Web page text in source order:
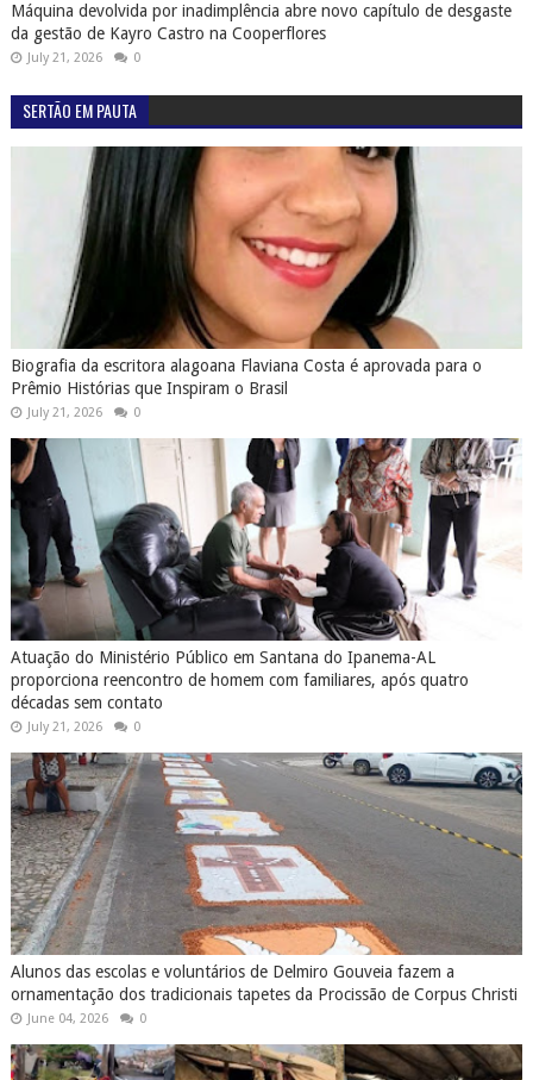
Máquina devolvida por inadimplência abre novo capítulo de desgaste
da gestão de Kayro Castro na Cooperflores
July 21, 2026 0
SERTÃO EM PAUTA
Biografia da escritora alagoana Flaviana Costa é aprovada para o
Prêmio Histórias que Inspiram o Brasil
July 21, 2026 0
Atuação do Ministério Público em Santana do Ipanema-AL
proporciona reencontro de homem com familiares, após quatro
décadas sem contato
July 21, 2026 0
Alunos das escolas e voluntários de Delmiro Gouveia fazem a
ornamentação dos tradicionais tapetes da Procissão de Corpus Christi
June 04, 2026 0